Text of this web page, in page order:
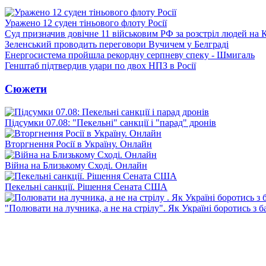
Уражено 12 суден тіньового флоту Росії
Суд призначив довічне 11 військовим РФ за розстріл людей на
Зеленський проводить переговори Вучичем у Белграді
Енергосистема пройшла рекордну серпневу спеку - Шмигаль
Генштаб підтвердив удари по двох НПЗ в Росії
Сюжети
Підсумки 07.08: "Пекельні" санкції і "парад" дронів
Вторгнення Росії в Україну. Онлайн
Війна на Близькому Сході. Онлайн
Пекельні санкції. Рішення Сената США
"Полювати на лучника, а не на стрілу". Як Україні боротись з